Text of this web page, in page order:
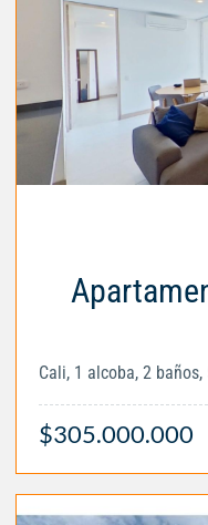
Cali, 1 alcoba, 2
$305.000.000